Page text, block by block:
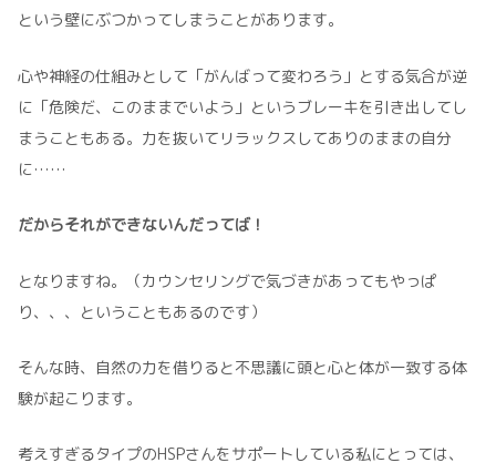
という壁にぶつかってしまうことがあります。
心や神経の仕組みとして「がんばって変わろう」とする気合が逆
に「危険だ、このままでいよう」というブレーキを引き出してし
まうこともある。力を抜いてリラックスしてありのままの自分
に……
だからそれができないんだってば！
となりますね。（カウンセリングで気づきがあってもやっぱ
り、、、ということもあるのです）
そんな時、自然の力を借りると不思議に頭と心と体が一致する体
験が起こります。
考えすぎるタイプのHSPさんをサポートしている私にとっては、